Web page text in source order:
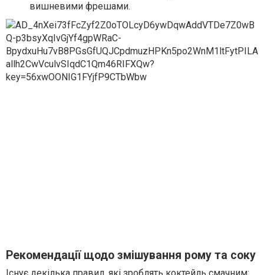
вишневими фрешами.
Рекомендації щодо змішування рому та соку